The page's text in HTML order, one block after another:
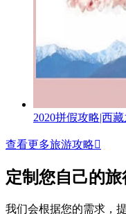
2020拼假攻略|西藏
查看更多旅游攻略
定制您自己的旅
我们会根据您的需求，